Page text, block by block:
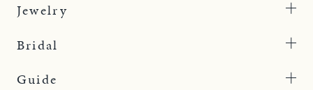
Jewelry
Bridal
Guide